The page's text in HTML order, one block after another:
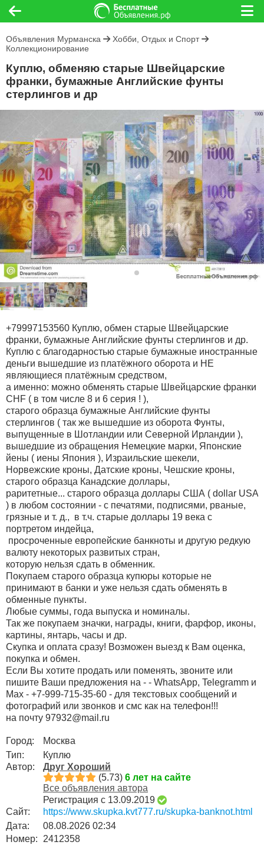
Объявления Мурманска
Хобби, Отдых и Спорт
Коллекционирование
Куплю, обменяю старые Швейцарские
франки, бумажные Английские фунты
стерлингов и др
+79997153560 Куплю, обмен старые Швейцарские
франки, бумажные Английские фунты стерлингов и др.
Куплю с благодарностью старые бумажные иностранные
деньги вышедшие из платёжного оборота и НЕ
являющиеся платёжным средством,
а именно: можно обменять старые Швейцарские франки
CHF ( в том числе 8 и 6 серия ! ),
старого образца бумажные Английские фунты
стерлингов ( так же вышедшие из оборота Фунты,
выпущенные в Шотландии или Северной Ирландии ),
вышедшие из обращения Немецкие марки, Японские
йены ( иены Япония ), Израильские шекели,
Норвежские кроны, Датские кроны, Чешские кроны,
старого образца Канадские доллары,
раритетные... старого образца доллары США ( dollar USA
) в любом состоянии - с печатями, подписями, рваные,
грязные и т. д., в т.ч. старые доллары 19 века с
портретом индейца,
просроченные европейские банкноты и другую редкую
валюту некоторых развитых стран,
которую нельзя сдать в обменник.
Покупаем старого образца купюры которые не
принимают в банки и уже нельзя сдать обменять в
обменные пункты.
Любые суммы, года выпуска и номиналы.
Так же покупаем значки, награды, книги, фарфор, иконы,
картины, янтарь, часы и др.
Скупка и оплата сразу! Возможен выезд к Вам оценка,
покупка и обмен.
Если Вы хотите продать или поменять, звоните или
пишите Ваши предложения на - - WhatsApp, Telegramm и
Max - +7-999-715-35-60 - для текстовых сообщений и
фотографий или звонков и смс как на телефон!!!
на почту 97932@mail.ru
Город:
Москва
Тип:
Куплю
Автор:
Друг Хороший
(5.73) 6 лет на сайте
Все объявления автора
Регистрация с 13.09.2019
Сайт:
https://www.skupka.kvt777.ru/skupka-banknot.html
Дата:
08.08.2026 02:34
Номер:
2412358